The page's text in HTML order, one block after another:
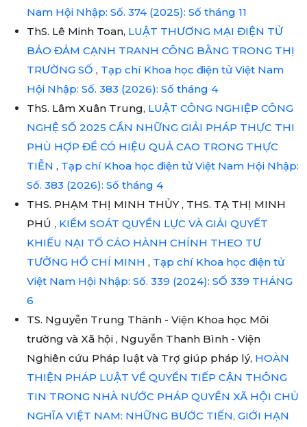
Nam Hội Nhập: Số. 374 (2025): Số tháng 11
ThS. Lê Minh Toan, LUẬT THƯƠNG MẠI ĐIỆN TỬ
BẢO ĐẢM CẠNH TRANH CÔNG BẰNG TRONG THỊ
TRƯỜNG SỐ , Tạp chí Khoa học điện tử Việt Nam
Hội Nhập: Số. 383 (2026): Số tháng 4
ThS. Lâm Xuân Trung, LUẬT CÔNG NGHIỆP CÔNG
NGHỆ SỐ 2025 CẦN NHỮNG GIẢI PHÁP THỰC THI
PHÙ HỢP ĐỂ CÓ HIỆU QUẢ CAO TRONG THỰC
TIỄN , Tạp chí Khoa học điện tử Việt Nam Hội Nhập:
Số. 383 (2026): Số tháng 4
THS. PHẠM THỊ MINH THỦY , THS. TẠ THỊ MINH
PHÚ , KIỂM SOÁT QUYỀN LỰC VÀ GIẢI QUYẾT
KHIẾU NẠI TỐ CÁO HÀNH CHÍNH THEO TƯ
TƯỞNG HỒ CHÍ MINH , Tạp chí Khoa học điện tử
Việt Nam Hội Nhập: Số. 339 (2024): SỐ 339 THÁNG
6
TS. Nguyễn Trung Thành - Viện Khoa học Môi
trường và Xã hội , Nguyễn Thanh Bình - Viện
Nghiên cứu Pháp luật và Trợ giúp pháp lý, HOÀN
THIỆN PHÁP LUẬT VỀ QUYỀN TIẾP CẬN THÔNG
TIN TRONG NHÀ NƯỚC PHÁP QUYỀN XÃ HỘI CHỦ
NGHĨA VIỆT NAM: NHỮNG BƯỚC TIẾN, GIỚI HẠN